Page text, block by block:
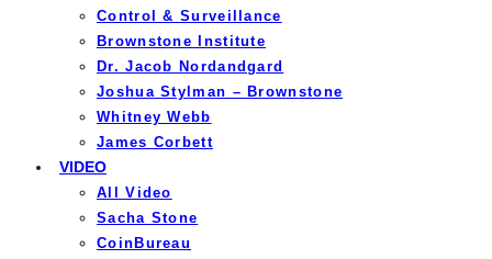
Control & Surveillance
Brownstone Institute
Dr. Jacob Nordandgard
Joshua Stylman – Brownstone
Whitney Webb
James Corbett
VIDEO
All Video
Sacha Stone
CoinBureau